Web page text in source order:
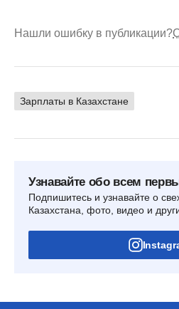
Нашли ошибку в публикации?
Зарплаты в Казахстане
Узнавайте обо всем
Подпишитесь и узнавайте о
Казахстана, фото, видео и